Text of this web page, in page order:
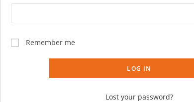
Remember me
LOG IN
Lost your password?